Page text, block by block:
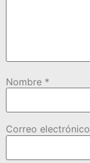
Nombre *
Correo electrónico